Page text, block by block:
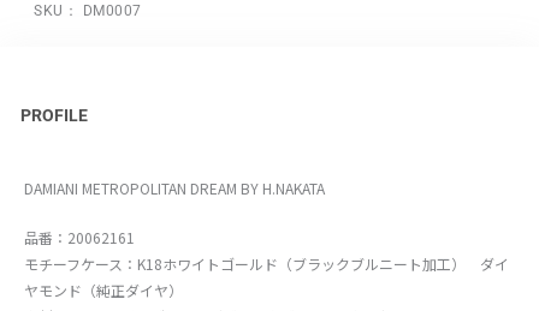
SKU： DM0007
PROFILE
DAMIANI METROPOLITAN DREAM BY H.NAKATA
品番：20062161
モチーフケース：K18ホワイトゴールド（ブラックブルニート加工） ダイ
ヤモンド（純正ダイヤ）